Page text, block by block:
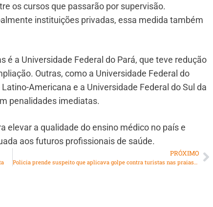
os cursos que passarão por supervisão.
instituições privadas, essa medida também
a Universidade Federal do Pará, que teve redução
Outras, como a Universidade Federal do
Americana e a Universidade Federal do Sul da
penalidades imediatas.
elevar a qualidade do ensino médico no país e
aos futuros profissionais de saúde.
PRÓXIMO
Policia prende suspeito que aplicava golpe contra turistas nas praias da Zona Sul do Rio